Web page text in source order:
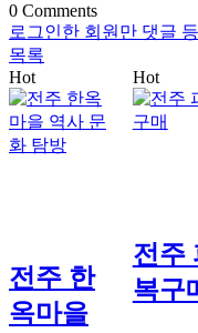
0 Comments
로그인한 회원만 댓글
목록
Hot
전주 한
옥마을
Hot
전주
복구